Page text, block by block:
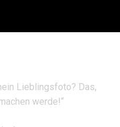
Lieblingsfoto? Das,
werde!“